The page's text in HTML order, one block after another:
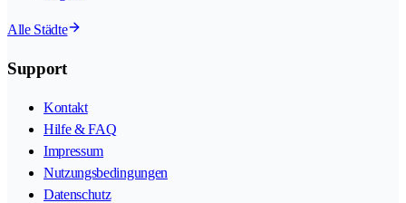
Alle Städte
Support
Kontakt
Hilfe & FAQ
Impressum
Nutzungsbedingungen
Datenschutz